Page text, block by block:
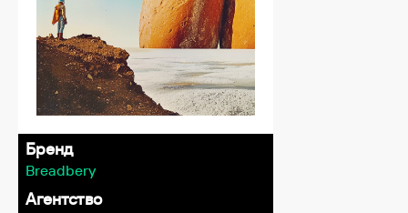
Бренд
Breadbery
Агентство